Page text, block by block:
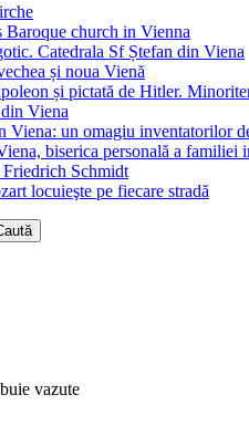
Baroque church in Vienna
Catedrala Sf Ștefan din Viena
și noua Vienă
și pictată de Hitler.
Viena
Viena: un omagiu inventatorilor
biserica personală a familiei
Schmidt
locuieşte pe fiecare stradă
vazute